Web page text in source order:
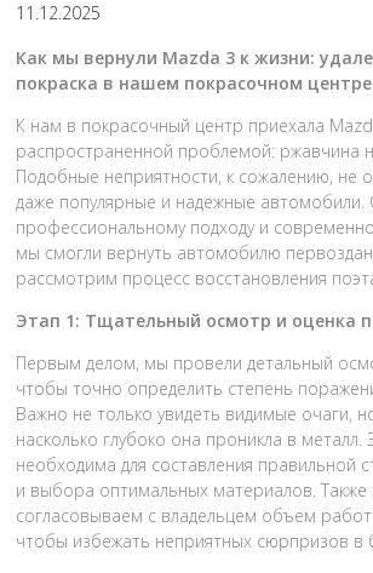
11.12.2025
Как мы вернули Mazda 3 к жизни:
покраска в нашем покрасочном центре
К нам в покрасочный центр приехала
распространенной проблемой: ржавчина
Подобные неприятности, к сожалению, не
даже популярные и надежные автомобили.
профессиональному подходу и
мы смогли вернуть автомобилю
рассмотрим процесс восстановления
Этап 1: Тщательный осмотр и оценка
Первым делом, мы провели детальный
чтобы точно определить степень
Важно не только увидеть видимые очаги,
насколько глубоко она проникла в
необходима для составления правильной
и выбора оптимальных материалов. Также
согласовываем с владельцем объем
чтобы избежать неприятных сюрпризов в